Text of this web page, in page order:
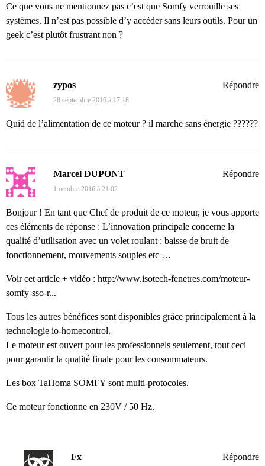
Ce que vous ne mentionnez pas c’est que Somfy verrouille ses
systèmes. Il n’est pas possible d’y accéder sans leurs outils. Pour un
geek c’est plutôt frustrant non ?
zypos
28 septembre 2016 à 17:18
Quid de l’alimentation de ce moteur ? il marche sans énergie ??????
Répondre
Marcel DUPONT
1 octobre 2016 à 21:02
Bonjour ! En tant que Chef de produit de ce moteur, je vous apporte
ces éléments de réponse : L’innovation principale concerne la
qualité d’utilisation avec un volet roulant : baisse de bruit de
fonctionnement, mouvements souples etc …
Voir cet article + vidéo : http://www.isotech-fenetres.com/moteur-
somfy-sso-r...
Tous les autres bénéfices sont disponibles grâce principalement à la
technologie io-homecontrol.
Le moteur est ouvert pour les professionnels seulement, tout ceci
pour garantir la qualité finale pour les consommateurs.
Les box TaHoma SOMFY sont multi-protocoles.
Ce moteur fonctionne en 230V / 50 Hz.
Répondre
Fx Répondre